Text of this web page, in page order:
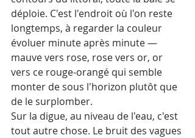
déploie. C'est l'endroit où l'on reste
longtemps, à regarder la couleur
évoluer minute après minute —
mauve vers rose, rose vers or, or
vers ce rouge-orangé qui semble
monter de sous l'horizon plutôt que
de le surplomber.
Sur la digue, au niveau de l'eau, c'est
tout autre chose. Le bruit des vagues